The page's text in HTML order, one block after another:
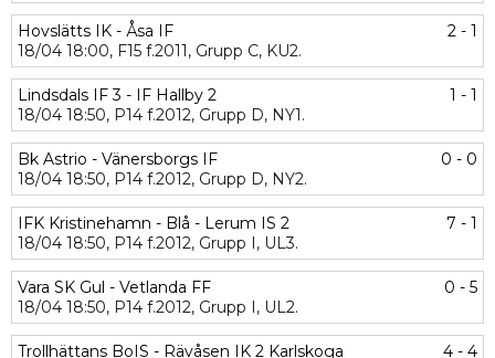
Hovslätts IK - Åsa IF
2 - 1
18/04 18:00, F15 f.2011, Grupp C, KU2.
Lindsdals IF 3 - IF Hallby 2
1 - 1
18/04 18:50, P14 f.2012, Grupp D, NY1.
Bk Astrio - Vänersborgs IF
0 - 0
18/04 18:50, P14 f.2012, Grupp D, NY2.
IFK Kristinehamn - Blå - Lerum IS 2
7 - 1
18/04 18:50, P14 f.2012, Grupp I, UL3.
Vara SK Gul - Vetlanda FF
0 - 5
18/04 18:50, P14 f.2012, Grupp I, UL2.
Trollhättans BoIS - Rävåsen IK 2 Karlskoga
4 - 4